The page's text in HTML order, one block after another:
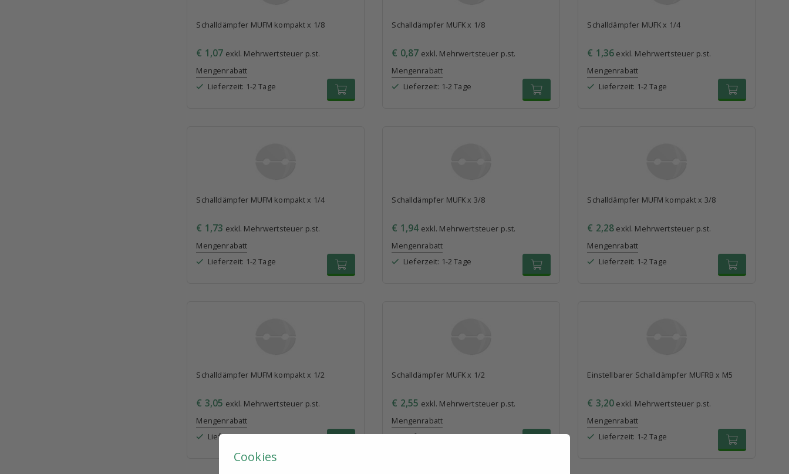
Schalldämpfer MUFM kompakt x 1/8
€ 1,07 exkl. Mehrwertsteuer p.st.
Mengenrabatt
Lieferzeit: 1-2 Tage
Schalldämpfer MUFK x 1/8
€ 0,87 exkl. Mehrwertsteuer p.st.
Mengenrabatt
Lieferzeit: 1-2 Tage
Schalldämpfer MUFK x 1/4
€ 1,36 exkl. Mehrwertsteuer p.st.
Mengenrabatt
Lieferzeit: 1-2 Tage
Schalldämpfer MUFM kompakt x 1/4
€ 1,73 exkl. Mehrwertsteuer p.st.
Mengenrabatt
Lieferzeit: 1-2 Tage
Schalldämpfer MUFK x 3/8
€ 1,94 exkl. Mehrwertsteuer p.st.
Mengenrabatt
Lieferzeit: 1-2 Tage
Schalldämpfer MUFM kompakt x 3/8
€ 2,28 exkl. Mehrwertsteuer p.st.
Mengenrabatt
Lieferzeit: 1-2 Tage
Schalldämpfer MUFM kompakt x 1/2
€ 3,05 exkl. Mehrwertsteuer p.st.
Mengenrabatt
Lieferzeit: 1-2 Tage
Schalldämpfer MUFK x 1/2
€ 2,55 exkl. Mehrwertsteuer p.st.
Mengenrabatt
Lieferzeit: 1-2 Tage
Einstellbarer Schalldämpfer MUFRB x M5
€ 3,20 exkl. Mehrwertsteuer p.st.
Mengenrabatt
Lieferzeit: 1-2 Tage
Cookies